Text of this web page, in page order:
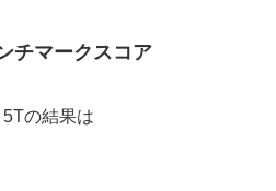
チマークスコア
の結果は